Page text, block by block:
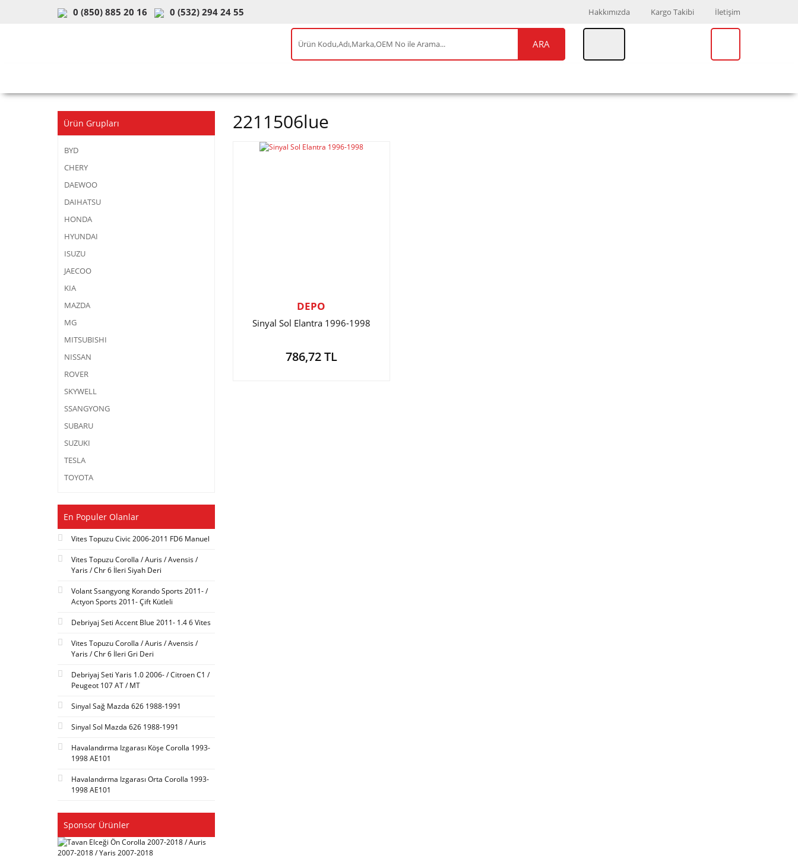
0 (850) 885 20 16 0 (532) 294 24 55 Hakkımızda Kargo Takibi İletişim
ARA
Ürün Grupları
BYD
CHERY
DAEWOO
DAIHATSU
HONDA
HYUNDAI
ISUZU
JAECOO
KIA
MAZDA
MG
MITSUBISHI
NISSAN
ROVER
SKYWELL
SSANGYONG
SUBARU
SUZUKI
TESLA
TOYOTA
En Populer Olanlar
Vites Topuzu Civic 2006-2011 FD6 Manuel
Vites Topuzu Corolla / Auris / Avensis /
Yaris / Chr 6 İleri Siyah Deri
Volant Ssangyong Korando Sports 2011- /
Actyon Sports 2011- Çift Kütleli
Debriyaj Seti Accent Blue 2011- 1.4 6 Vites
Vites Topuzu Corolla / Auris / Avensis /
Yaris / Chr 6 İleri Gri Deri
Debriyaj Seti Yaris 1.0 2006- / Citroen C1 /
Peugeot 107 AT / MT
Sinyal Sağ Mazda 626 1988-1991
Sinyal Sol Mazda 626 1988-1991
Havalandırma Izgarası Köşe Corolla 1993-
1998 AE101
Havalandırma Izgarası Orta Corolla 1993-
1998 AE101
Sponsor Ürünler
2211506lue
DEPO
Sinyal Sol Elantra 1996-1998
786,72 TL